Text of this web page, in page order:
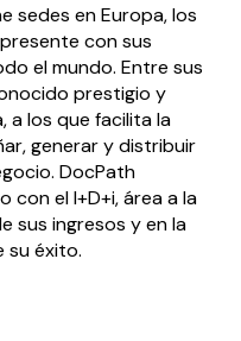
sedes en Europa, los
con sus
el mundo. Entre sus
prestigio y
a los que facilita la
generar y distribuir
DocPath
con el I+D+i, área a la
sus ingresos y en la
su éxito.